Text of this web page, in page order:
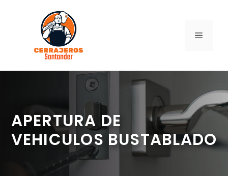
contenido
MENÚ
APERTURA DE
VEHICULOS BUSTABLADO